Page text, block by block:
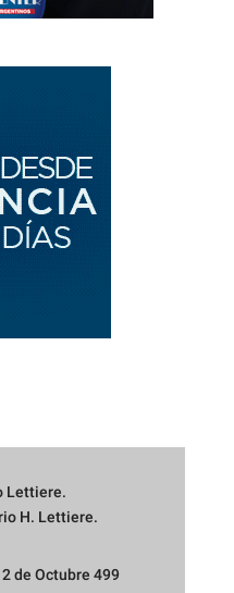
Lettiere.
H. Lettiere.
de Octubre 499